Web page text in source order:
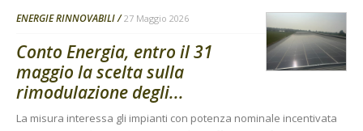
ENERGIE RINNOVABILI 27 Maggio 2026
Conto Energia, entro il 31
maggio la scelta sulla
rimodulazione degli...
La misura interessa gli impianti con potenza nominale incentivata